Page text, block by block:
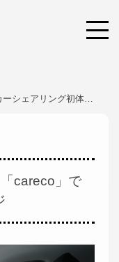
ェアリング初体験！「careco」で札幌1Day Tripにチャレンジ
careco」で